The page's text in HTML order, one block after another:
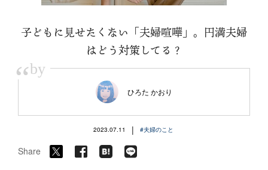
子どもに見せたくない「夫婦喧嘩」。円満夫婦
はどう対策してる？
“by
ひろた かおり
2023.07.11 | #夫婦のこと
Share